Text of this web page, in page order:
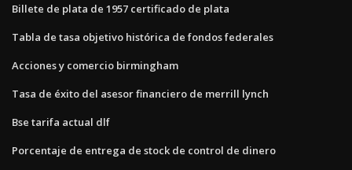
Billete de plata de 1957 certificado de plata
Tabla de tasa objetivo histórica de fondos federales
Acciones y comercio birmingham
Tasa de éxito del asesor financiero de merrill lynch
Bse tarifa actual dlf
Porcentaje de entrega de stock de control de dinero